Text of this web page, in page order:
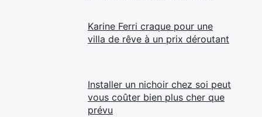
Karine Ferri craque pour une
villa de rêve à un prix déroutant
Installer un nichoir chez soi peut
vous coûter bien plus cher que
prévu